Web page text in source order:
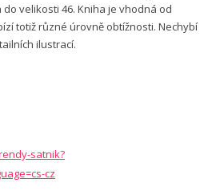
velikosti 46. Kniha je vhodná od
totiž různé úrovně obtížnosti. Nechybí
ilustrací.
satnik?
cz